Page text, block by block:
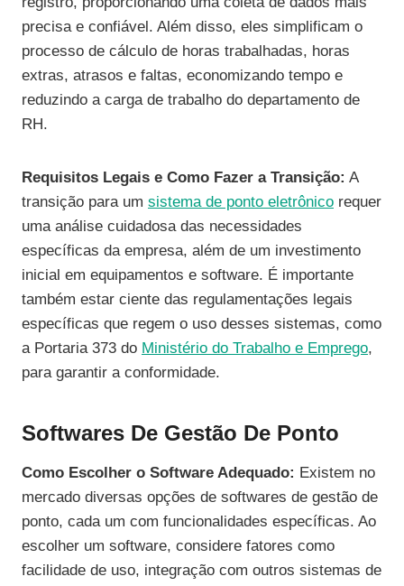
precisa e confiável. Além disso, eles simplificam o
processo de cálculo de horas trabalhadas, horas
extras, atrasos e faltas, economizando tempo e
reduzindo a carga de trabalho do departamento de
RH.
Requisitos Legais e Como Fazer a Transição: A
transição para um sistema de ponto eletrônico requer
uma análise cuidadosa das necessidades
específicas da empresa, além de um investimento
inicial em equipamentos e software. É importante
também estar ciente das regulamentações legais
específicas que regem o uso desses sistemas, como
a Portaria 373 do Ministério do Trabalho e Emprego,
para garantir a conformidade.
Softwares De Gestão De Ponto
Como Escolher o Software Adequado: Existem no
mercado diversas opções de softwares de gestão de
ponto, cada um com funcionalidades específicas. Ao
escolher um software, considere fatores como
facilidade de uso, integração com outros sistemas de